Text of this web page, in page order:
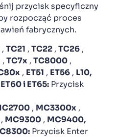
przycisk specyficzny
rozpocząć proces
fabrycznych.
, TC21 , TC22 , TC26 ,
, TC7x , TC8000 ,
, ET51 , ET56 , L10,
i ET65: Przycisk
, MC3300x ,
, MC9300 , MC9400,
Przycisk Enter